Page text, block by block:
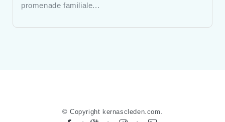
promenade familiale...
© Copyright kernascleden.com.